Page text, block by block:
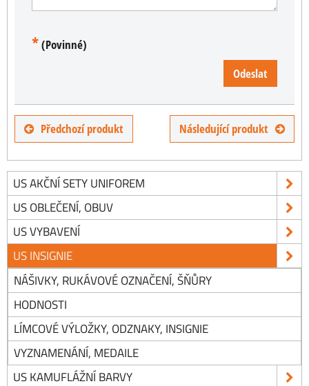
*(Povinné)
Odeslat
Předchozí produkt Následující produkt
US AKČNÍ SETY UNIFOREM
US OBLEČENÍ, OBUV
US VYBAVENÍ
US INSIGNIE
NÁŠIVKY, RUKÁVOVÉ OZNAČENÍ, ŠŇŮRY
HODNOSTI
LÍMCOVÉ VÝLOŽKY, ODZNAKY, INSIGNIE
VYZNAMENÁNÍ, MEDAILE
US KAMUFLÁŽNÍ BARVY